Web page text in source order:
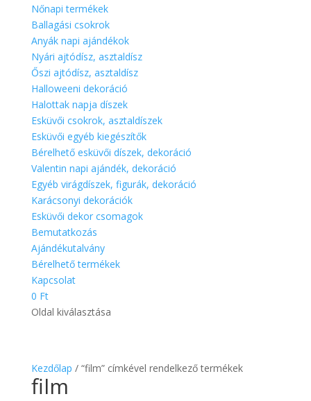
Nőnapi termékek
Ballagási csokrok
Anyák napi ajándékok
Nyári ajtódísz, asztaldísz
Őszi ajtódísz, asztaldísz
Halloweeni dekoráció
Halottak napja díszek
Esküvői csokrok, asztaldíszek
Esküvői egyéb kiegészítők
Bérelhető esküvői díszek, dekoráció
Valentin napi ajándék, dekoráció
Egyéb virágdíszek, figurák, dekoráció
Karácsonyi dekorációk
Esküvői dekor csomagok
Bemutatkozás
Ajándékutalvány
Bérelhető termékek
Kapcsolat
0 Ft
Oldal kiválasztása
Kezdőlap / “film” címkével rendelkező termékek
film